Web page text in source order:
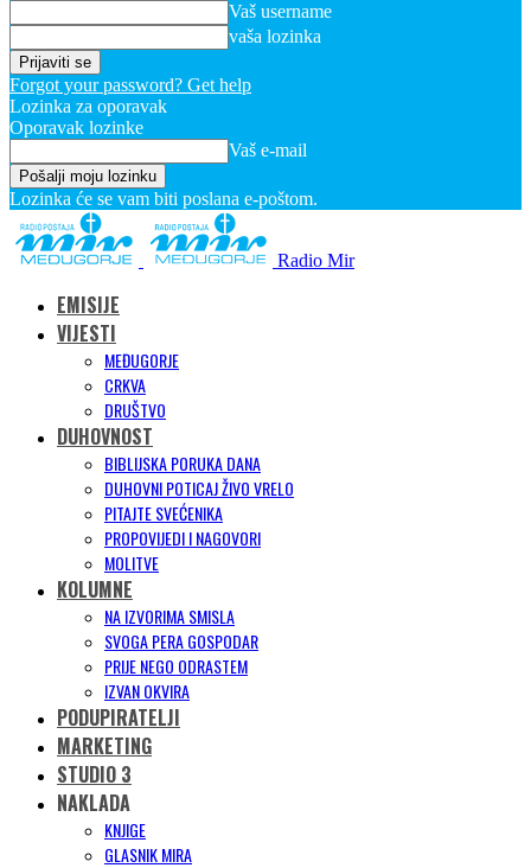
Vaš username
vaša lozinka
Forgot your password? Get help
Lozinka za oporavak
Oporavak lozinke
Vaš e-mail
Lozinka će se vam biti poslana e-poštom.
Radio Mir
EMISIJE
VIJESTI
MEĐUGORJE
CRKVA
DRUŠTVO
DUHOVNOST
BIBLIJSKA PORUKA DANA
DUHOVNI POTICAJ ŽIVO VRELO
PITAJTE SVEĆENIKA
PROPOVIJEDI I NAGOVORI
MOLITVE
KOLUMNE
NA IZVORIMA SMISLA
SVOGA PERA GOSPODAR
PRIJE NEGO ODRASTEM
IZVAN OKVIRA
PODUPIRATELJI
MARKETING
STUDIO 3
NAKLADA
KNJIGE
GLASNIK MIRA